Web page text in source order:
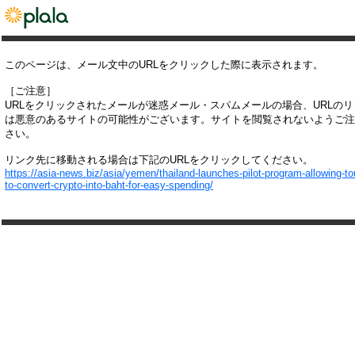
このページは、メール文中のURLをクリックした際に表示されます。
［ご注意］
URLをクリックされたメールが迷惑メール・スパムメールの場合、URLの
は悪意のあるサイトの可能性がございます。サイトを閲覧されないようご
さい。
リンク先に移動される場合は下記のURLをクリックしてください。
https://asia-news.biz/asia/yemen/thailand-launches-pilot-program-allowing-
to-convert-crypto-into-baht-for-easy-spending/